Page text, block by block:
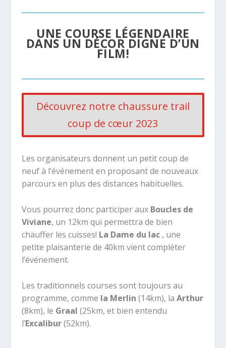
UNE COURSE LÉGENDAIRE
DANS UN DÉCOR DIGNE D’UN
FILM!
Découvrez notre chaussure trail
coup de cœur 2023
Les organisateurs donnent un petit coup de
neuf à l’événement en proposant de nouveaux
parcours en plus des distances habituelles.
Vous pourrez donc participer aux Boucles de
Viviane, un 12km qui permettra de bien
chauffer les cuisses! La Dame du lac, une
petite plaisanterie de 40km vient compléter
l’événement.
Les traditionnels courses sont toujours au
programme, comme la Merlin (14km), la Arthur
(8km), le Graal (25km, et bien entendu
l’Excalibur(52km).